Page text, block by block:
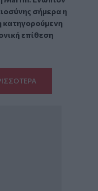
σήμερα η
κατηγορούμενη
επίθεση